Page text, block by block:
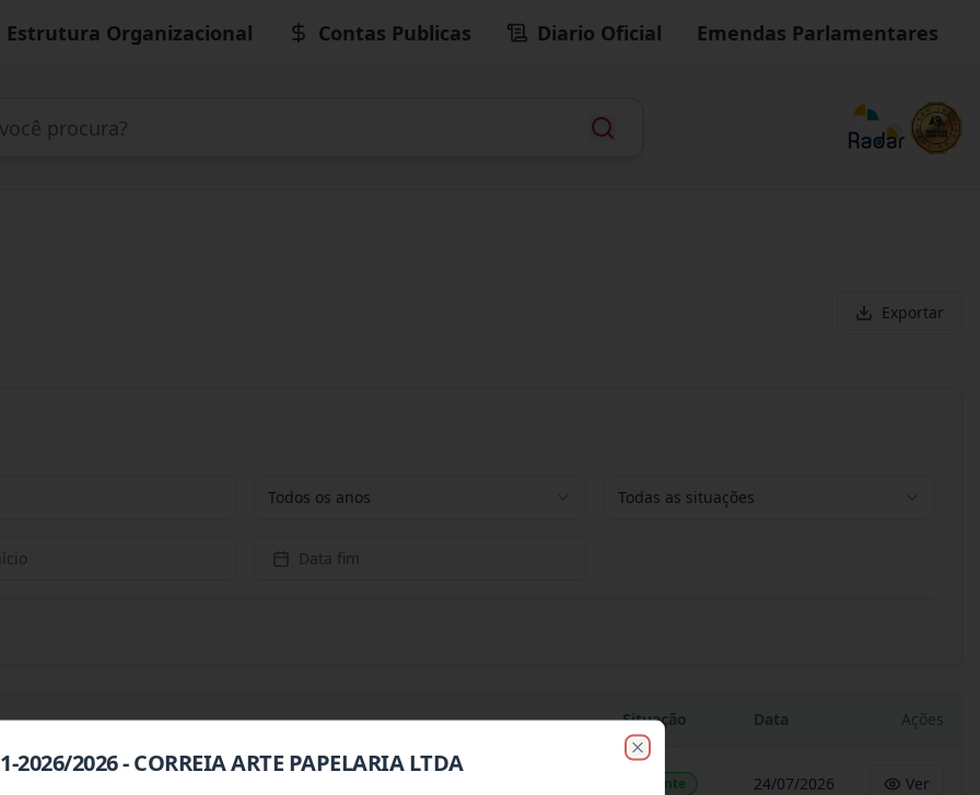
Estrutura Organizacional Contas Publicas Diario Oficial Emendas Parlamentares
Exportar
Todos os anos Todas as situações
Data fim
Situação Data Ações
de itens de hortifruti (frutas, l Vigente 24/07/2026 Ver
2026/2026 - CORREIA ARTE PAPELARIA LTDA Close